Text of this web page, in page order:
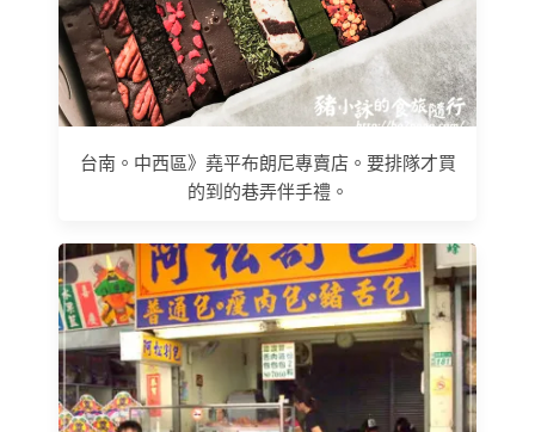
台南。中西區》堯平布朗尼專賣店。要排隊才買
的到的巷弄伴手禮。